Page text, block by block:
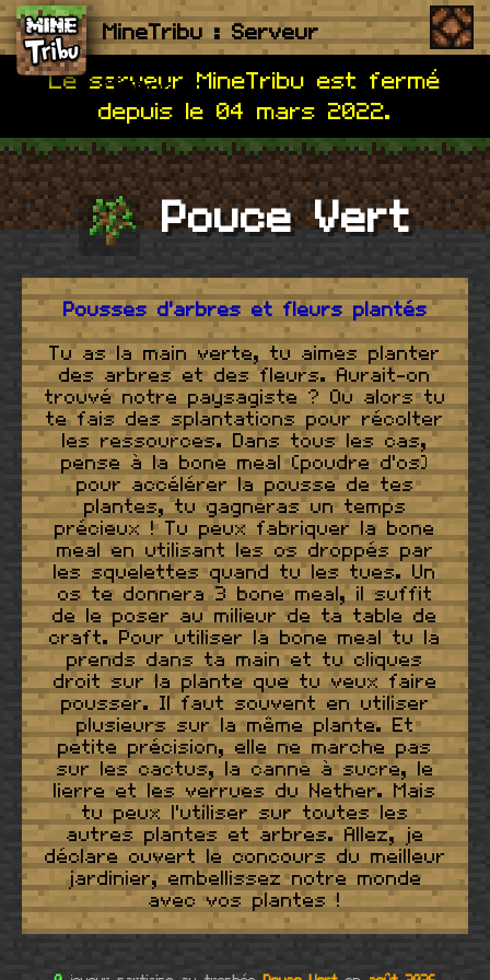
MineTribu : Serveur
Minecraft
Le serveur MineTribu est fermé
depuis le 04 mars 2022.
Pouce Vert
Pousses d'arbres et fleurs plantés
Tu as la main verte, tu aimes planter
des arbres et des fleurs. Aurait-on
trouvé notre paysagiste ? Ou alors tu
te fais des splantations pour récolter
les ressources. Dans tous les cas,
pense à la bone meal (poudre d'os)
pour accélérer la pousse de tes
plantes, tu gagneras un temps
précieux ! Tu peux fabriquer la bone
meal en utilisant les os droppés par
les squelettes quand tu les tues. Un
os te donnera 3 bone meal, il suffit
de le poser au milieur de ta table de
craft. Pour utiliser la bone meal tu la
prends dans ta main et tu cliques
droit sur la plante que tu veux faire
pousser. Il faut souvent en utiliser
plusieurs sur la même plante. Et
petite précision, elle ne marche pas
sur les cactus, la canne à sucre, le
lierre et les verrues du Nether. Mais
tu peux l'utiliser sur toutes les
autres plantes et arbres. Allez, je
déclare ouvert le concours du meilleur
jardinier, embellissez notre monde
avec vos plantes !